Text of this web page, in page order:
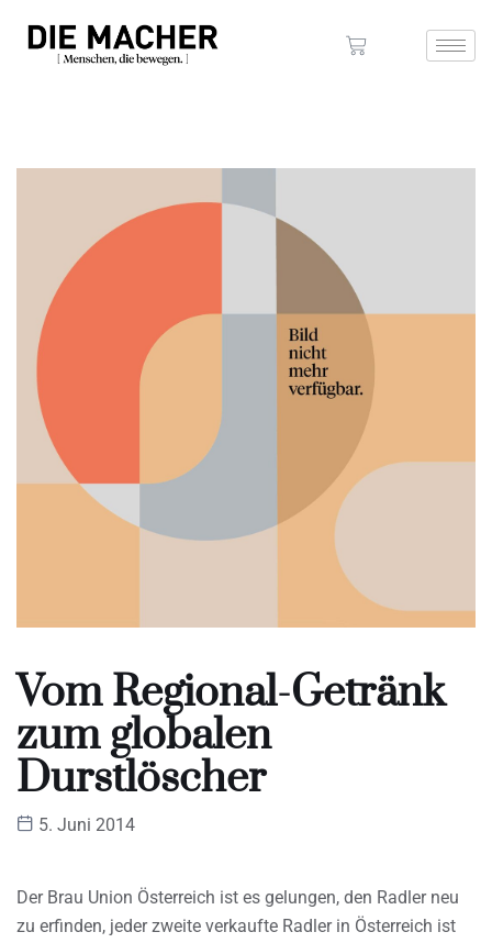
Vom Regional-Getränk
zum globalen
Durstlöscher
5. Juni 2014
Der Brau Union Österreich ist es gelungen, den Radler neu
zu erfinden, jeder zweite verkaufte Radler in Österreich ist